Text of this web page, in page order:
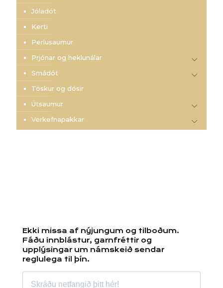
Jóladót
Kerti
Perlusaumur
Prjónar og heklunálar
Smádót
Töskur og dósir
Útsaumur
Verkefnapakkar
Ekki missa af nýjungum og tilboðum.
Fáðu innblástur, garnfréttir og
upplýsingar um námskeið sendar
reglulega til þín.